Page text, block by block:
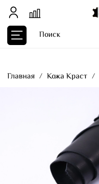
Главная Кожа Краст